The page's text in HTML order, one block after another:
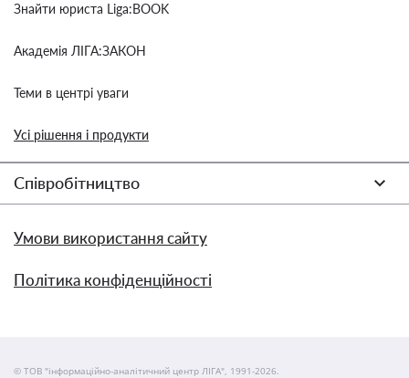
Знайти юриста Liga:BOOK
Академія ЛІГА:ЗАКОН
Теми в центрі уваги
Усі рішення і продукти
Співробітництво
Умови використання сайту
Політика конфіденційності
© ТОВ "інформаційно-аналітичний центр ЛІГА", 1991-2026.